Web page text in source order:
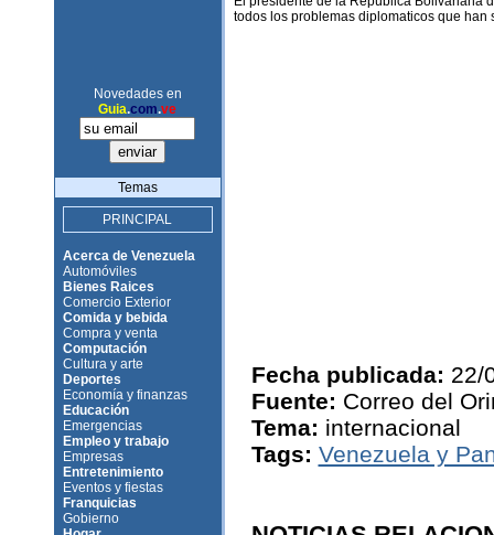
Novedades en
Guia.com.ve
Temas
PRINCIPAL
Acerca de Venezuela
Automóviles
Bienes Raices
Comercio Exterior
Comida y bebida
Compra y venta
Computación
Cultura y arte
Deportes
Economía y finanzas
Educación
Emergencias
Empleo y trabajo
Empresas
Entretenimiento
Eventos y fiestas
Franquicias
Gobierno
todos los problemas diplomaticos que
Fecha publicada: 22/
Fuente: Correo del
Tema: internacional
Tags: Venezuela y